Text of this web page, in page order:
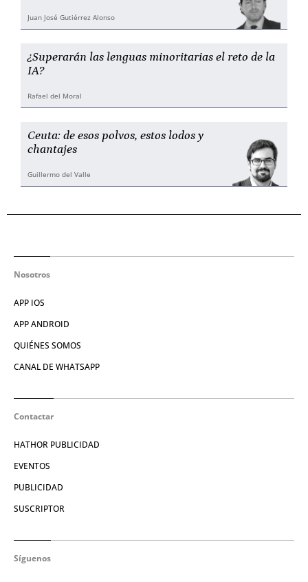
Juan José Gutiérrez Alonso
¿Superarán las lenguas minoritarias el reto de la
IA?
Rafael del Moral
Ceuta: de esos polvos, estos lodos y
chantajes
Guillermo del Valle
Nosotros
APP IOS
APP ANDROID
QUIÉNES SOMOS
CANAL DE WHATSAPP
Contactar
HATHOR PUBLICIDAD
EVENTOS
PUBLICIDAD
SUSCRIPTOR
Síguenos